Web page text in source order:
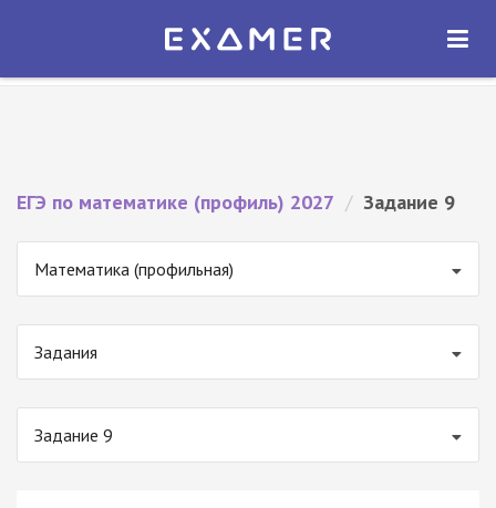
Экзамер — ЕГЭ 2027
ОТКРЫТЬ
ЕГЭ по математике (профиль) 2027 / Задание 9
Математика (профильная)
Задания
Задание 9